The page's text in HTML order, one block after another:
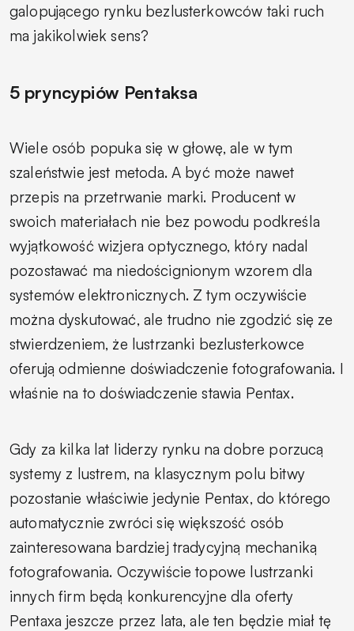
galopującego rynku bezlusterkowców taki ruch
ma jakikolwiek sens?
5 pryncypiów Pentaksa
Wiele osób popuka się w głowę, ale w tym
szaleństwie jest metoda. A być może nawet
przepis na przetrwanie marki. Producent w
swoich materiałach nie bez powodu podkreśla
wyjątkowość wizjera optycznego, który nadal
pozostawać ma niedoścignionym wzorem dla
systemów elektronicznych. Z tym oczywiście
można dyskutować, ale trudno nie zgodzić się ze
stwierdzeniem, że lustrzanki bezlusterkowce
oferują odmienne doświadczenie fotografowania. I
właśnie na to doświadczenie stawia Pentax.
Gdy za kilka lat liderzy rynku na dobre porzucą
systemy z lustrem, na klasycznym polu bitwy
pozostanie właściwie jedynie Pentax, do którego
automatycznie zwróci się większość osób
zainteresowana bardziej tradycyjną mechaniką
fotografowania. Oczywiście topowe lustrzanki
innych firm będą konkurencyjne dla oferty
Pentaxa jeszcze przez lata, ale ten będzie miał tę